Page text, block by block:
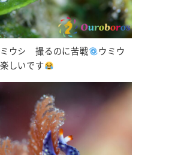
ウシ 撮るのに苦戦
ウミウ
しいです